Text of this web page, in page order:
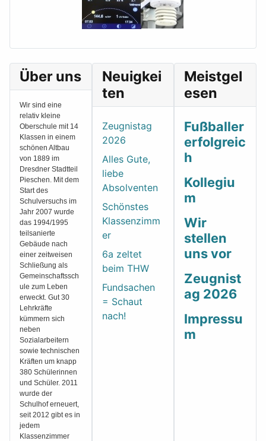
Über uns
Wir sind eine
relativ kleine
Oberschule mit 14
Klassen in einem
schönen Altbau
von 1889 im
Dresdner Stadtteil
Pieschen. Mit dem
Start des
Schulversuchs im
Jahr 2007 wurde
das 1994/1995
teilsanierte
Gebäude nach
einer zeitweisen
Schließung als
Gemeinschaftssch
ule zum Leben
erweckt. Gut 30
Lehrkräfte
kümmern sich
neben
Sozialarbeitern
sowie technischen
Kräften um knapp
380 Schülerinnen
und Schüler. 2011
wurde der
Schulhof erneuert,
seit 2012 gibt es in
jedem
Klassenzimmer
Neuigkei
ten
Zeugnistag
2026
Alles Gute,
liebe
Absolventen
Schönstes
Klassenzimm
er
6a zeltet
beim THW
Fundsachen
= Schaut
nach!
Meistgel
esen
Fußballer
erfolgreic
h
Kollegiu
m
Wir
stellen
uns vor
Zeugnist
ag 2026
Impressu
m